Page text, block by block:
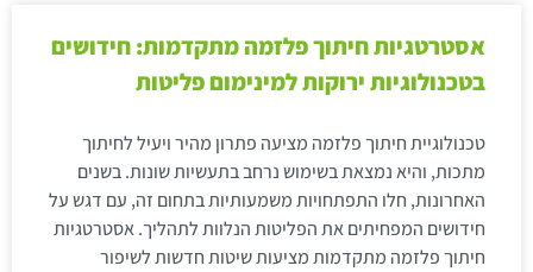
אסטרטגיות חיתוך פלזמה מתקדמות: חידושים
בטכנולוגיות ירוקות למינימום פליטות
טכנולוגיית חיתוך פלזמה מציעה פתרון מהיר ויעיל לחיתוך
מתכות, והיא נמצאת בשימוש נרחב בתעשיות שונות. בשנים
האחרונות, חלו התפתחויות משמעותיות בתחום זה, עם דגש על
חידושים המפחיתים את הפליטות הנלוות לתהליך. אסטרטגיות
חיתוך פלזמה מתקדמות מציעות שיטות חדשות לשיפור